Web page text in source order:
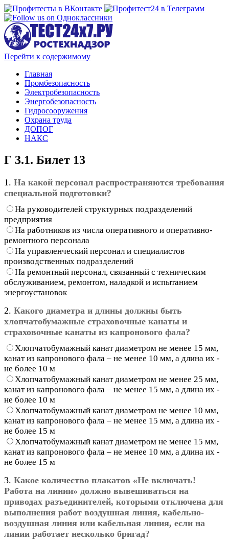
Перейти к содержимому
Главная
Промбезопасность
Электробезопасность
Энергобезопасность
Гидросооружения
Охрана труда
ДОПОГ
НАКС
Г 3.1. Билет 13
1. На какой персонал распространяются требования
специальной подготовки?
На руководителей структурных подразделений
предприятия
На работников из числа оперативного и оперативно-
ремонтного персонала
На управленческий персонал и специалистов
производственных подразделений
На ремонтный персонал, связанный с техническим
обслуживанием, ремонтом, наладкой и испытанием
энергоустановок
2. Какого диаметра и длины должны быть
хлопчатобумажные страховочные канаты и
страховочные канаты из капронового фала?
Хлопчатобумажный канат диаметром не менее 15 мм,
канат из капронового фала – не менее 10 мм, а длина их -
не более 10 м
Хлопчатобумажный канат диаметром не менее 25 мм,
канат из капронового фала – не менее 15 мм, а длина их -
не более 10 м
Хлопчатобумажный канат диаметром не менее 10 мм,
канат из капронового фала – не менее 15 мм, а длина их -
не более 15 м
Хлопчатобумажный канат диаметром не менее 15 мм,
канат из капронового фала – не менее 10 мм, а длина их -
не более 15 м
3. Какое количество плакатов «Не включать!
Работа на линии» должно вывешиваться на
приводах разъединителей, которыми отключена для
выполнения работ воздушная линия, кабельно-
воздушная линия или кабельная линия, если на
линии работает несколько бригад?